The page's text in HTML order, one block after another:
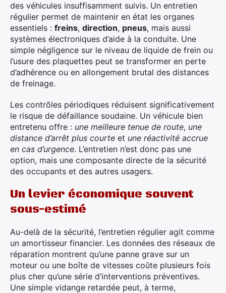
des véhicules insuffisamment suivis. Un entretien
régulier permet de maintenir en état les organes
essentiels : freins, direction, pneus, mais aussi
systèmes électroniques d’aide à la conduite. Une
simple négligence sur le niveau de liquide de frein ou
l’usure des plaquettes peut se transformer en perte
d’adhérence ou en allongement brutal des distances
de freinage.
Les contrôles périodiques réduisent significativement
le risque de défaillance soudaine. Un véhicule bien
entretenu offre : une meilleure tenue de route, une
distance d’arrêt plus courte et une réactivité accrue
en cas d’urgence. L’entretien n’est donc pas une
option, mais une composante directe de la sécurité
des occupants et des autres usagers.
Un levier économique souvent
sous-estimé
Au-delà de la sécurité, l’entretien régulier agit comme
un amortisseur financier. Les données des réseaux de
réparation montrent qu’une panne grave sur un
moteur ou une boîte de vitesses coûte plusieurs fois
plus cher qu’une série d’interventions préventives.
Une simple vidange retardée peut, à terme,